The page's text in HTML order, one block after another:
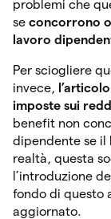
problemi che
se concorrono
lavoro
Per sciogliere
invece,
imposte sui
benefit non
dipendente se
realtà, questa
l’introduzione
fondo di questo
aggiornato.